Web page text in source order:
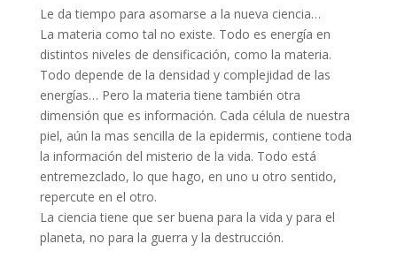
Le da tiempo para asomarse a la nueva ciencia…
La materia como tal no existe. Todo es energía en
distintos niveles de densificación, como la materia.
Todo depende de la densidad y complejidad de las
energías… Pero la materia tiene también otra
dimensión que es información. Cada célula de nuestra
piel, aún la mas sencilla de la epidermis, contiene toda
la información del misterio de la vida. Todo está
entremezclado, lo que hago, en uno u otro sentido,
repercute en el otro.
La ciencia tiene que ser buena para la vida y para el
planeta, no para la guerra y la destrucción.